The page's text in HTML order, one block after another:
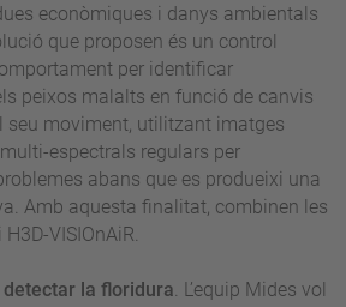
econòmiques i danys ambientals
que proposen és un control
per identificar
peixos malalts en funció de canvis
seu moviment, utilitzant imatges
espectrals regulars per
abans que es produeixi una
Amb aquesta finalitat, combinen les
VISIOnAiR.
la floridura . L’equip Mides vol